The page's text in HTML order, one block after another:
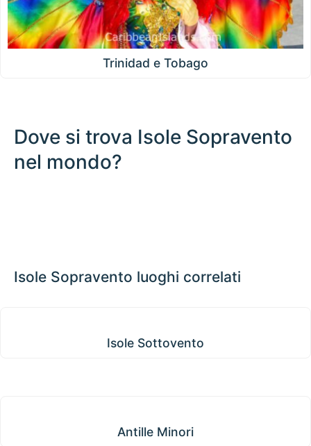
Trinidad e Tobago
Dove si trova Isole Sopravento
nel mondo?
Isole Sopravento luoghi correlati
Isole Sottovento
Antille Minori